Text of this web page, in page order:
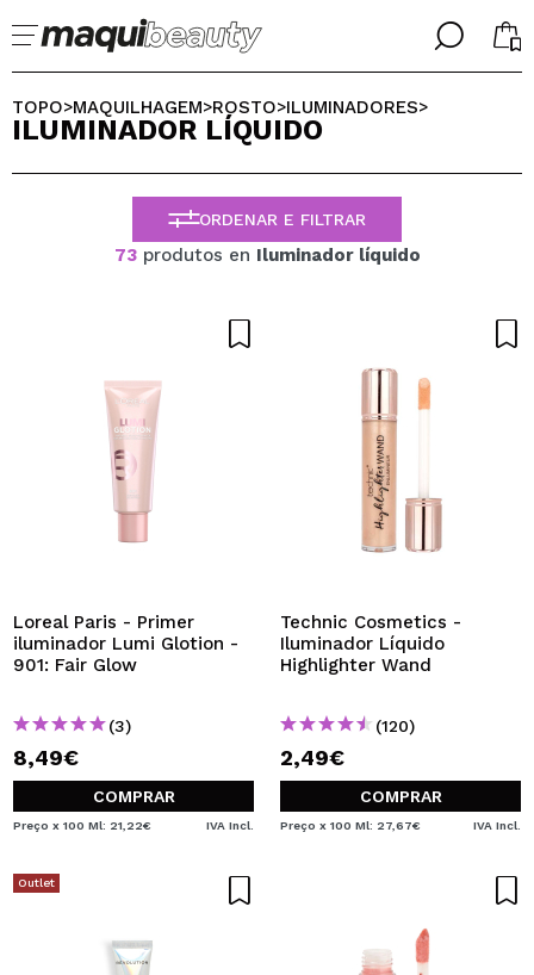
╳
Já sou #maquilover, tenho uma conta
Esqueceu-se da palavra-passe?
Eu não tenho uma conta aqui
QUERO REGISTAR-ME
compras rapidamente, verificar o estado das suas
encomendas e consultar as suas operações anteriores.
CRIAR CONTA
╳
SELECIONE O SEU IDIOMA
PORTUGUESE
ESPAÑOL
ENGLISH
FRANCES
TOPO>MAQUILHAGEM>ROSTO>ILUMINADORES>
ILUMINADOR LÍQUIDO
ORDENAR E FILTRAR
73produtos en Iluminador líquido
Loreal Paris - Primer
iluminador Lumi Glotion -
901: Fair Glow
(3)
8,49€
COMPRAR
Preço x 100 Ml: 21,22€ IVA Incl.
Technic Cosmetics -
Iluminador Líquido
Highlighter Wand
(120)
2,49€
COMPRAR
Preço x 100 Ml: 27,67€ IVA Incl.
Outlet